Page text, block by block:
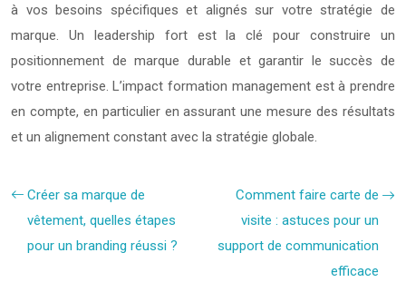
à vos besoins spécifiques et alignés sur votre stratégie de
marque. Un leadership fort est la clé pour construire un
positionnement de marque durable et garantir le succès de
votre entreprise. L’impact formation management est à prendre
en compte, en particulier en assurant une mesure des résultats
et un alignement constant avec la stratégie globale.
Créer sa marque de
vêtement, quelles étapes
pour un branding réussi ?
Comment faire carte de
visite : astuces pour un
support de communication
efficace